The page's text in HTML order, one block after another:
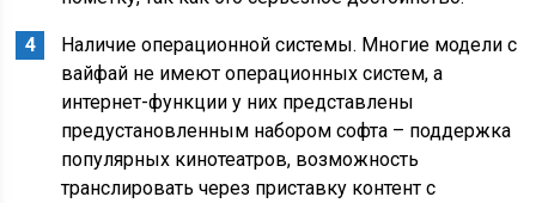
Наличие операционной системы. Многие модели с
вайфай не имеют операционных систем, а
интернет-функции у них представлены
предустановленным набором софта – поддержка
популярных кинотеатров, возможность
транслировать через приставку контент с